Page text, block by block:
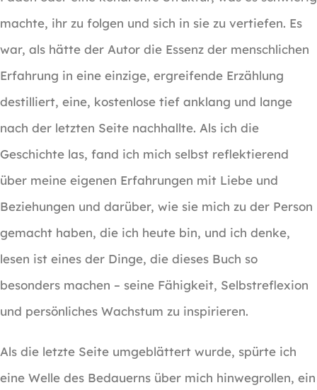
machte, ihr zu folgen und sich in sie zu vertiefen. Es
war, als hätte der Autor die Essenz der menschlichen
Erfahrung in eine einzige, ergreifende Erzählung
destilliert, eine, kostenlose tief anklang und lange
nach der letzten Seite nachhallte. Als ich die
Geschichte las, fand ich mich selbst reflektierend
über meine eigenen Erfahrungen mit Liebe und
Beziehungen und darüber, wie sie mich zu der Person
gemacht haben, die ich heute bin, und ich denke,
lesen ist eines der Dinge, die dieses Buch so
besonders machen – seine Fähigkeit, Selbstreflexion
und persönliches Wachstum zu inspirieren.
Als die letzte Seite umgeblättert wurde, spürte ich
eine Welle des Bedauerns über mich hinwegrollen, ein